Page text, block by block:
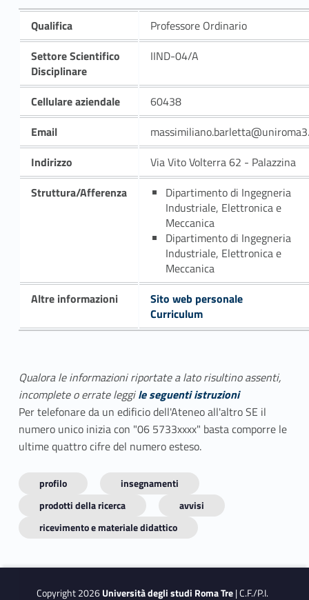
Qualifica
Professore Ordinario
Settore Scientifico
Disciplinare
IIND-04/A
Cellulare aziendale
60438
Email
Indirizzo
Via Vito Volterra 62 - Palazzina
Struttura/Afferenza
Dipartimento di Ingegneria
Industriale, Elettronica e
Meccanica
Dipartimento di Ingegneria
Industriale, Elettronica e
Meccanica
Altre informazioni
Sito web personale
Curriculum
Qualora le informazioni riportate a lato risultino assenti,
incomplete o errate leggile seguenti istruzioni
Per telefonare da un edificio dell'Ateneo all'altro SE il
numero unico inizia con "06 5733xxxx" basta comporre le
ultime quattro cifre del numero esteso.
profilo
insegnamenti
prodotti della ricerca
avvisi
ricevimento e materiale didattico
Copyright 2026Università degli studi Roma Tre| C.F./P.I.